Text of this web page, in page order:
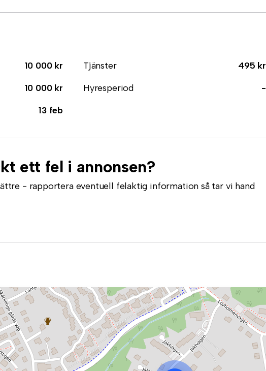
10 000 kr Tjänster
495 kr
10 000 kr Hyresperiod
-
13 feb
ett fel i annonsen?
- rapportera eventuell felaktig information så tar vi hand